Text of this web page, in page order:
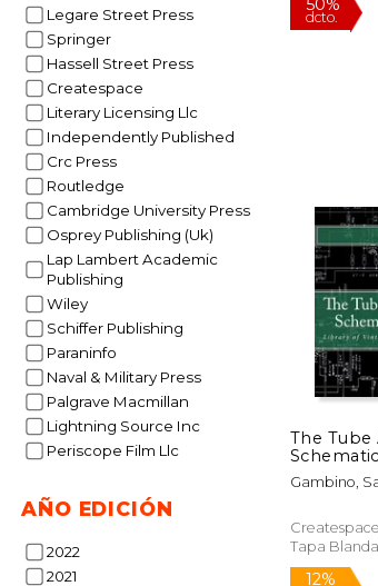
Legare Street Press
Springer
Hassell Street Press
Createspace
Literary Licensing Llc
Independently Published
Crc Press
Routledge
Cambridge University Press
Osprey Publishing (Uk)
Lap Lambert Academic
Publishing
Wiley
Schiffer Publishing
Paraninfo
Naval & Military Press
Palgrave Macmillan
Lightning Source Inc
Periscope Film Llc
AÑO EDICIÓN
2022
2021
50%
dcto.
The
Volume 2:
Vintage
G-Z) (en
Gambino,
Tapa